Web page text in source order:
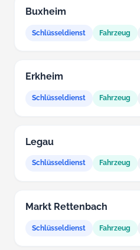
Buxheim
Schlüsseldienst Fahrzeug
Erkheim
Schlüsseldienst Fahrzeug
Legau
Schlüsseldienst Fahrzeug
Markt Rettenbach
Schlüsseldienst Fahrzeug